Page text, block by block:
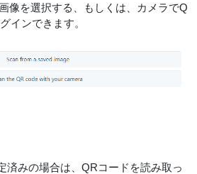
像を選択する、もしくは、カメラでQ
インできます。
済みの場合は、QRコードを読み取っ